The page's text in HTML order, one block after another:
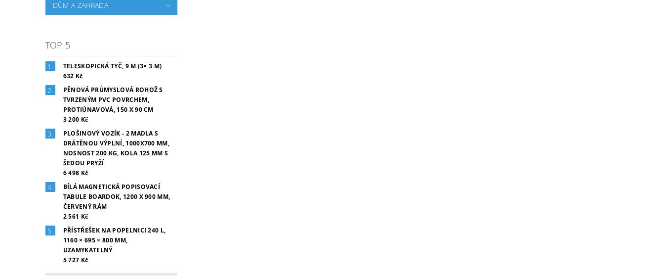
DŮM A ZAHRADA
TOP 5
TELESKOPICKÁ TYČ, 9 M (3× 3 M)
632 Kč
PĚNOVÁ PRŮMYSLOVÁ ROHOŽ S
TVRZENÝM PVC POVRCHEM,
PROTIÚNAVOVÁ, 150 X 90 CM
3 200 Kč
PLOŠINOVÝ VOZÍK - 2 MADLA S
DRÁTĚNOU VÝPLNÍ, 1000X700 MM,
NOSNOST 200 KG, KOLA 125 MM S
ŠEDOU PRYŽÍ
6 498 Kč
BÍLÁ MAGNETICKÁ POPISOVACÍ
TABULE BOARDOK, 1200 X 900 MM,
ČERVENÝ RÁM
2 561 Kč
PŘÍSTŘEŠEK NA POPELNICI 240 L,
1160 × 695 × 800 MM,
UZAMYKATELNÝ
5 727 Kč